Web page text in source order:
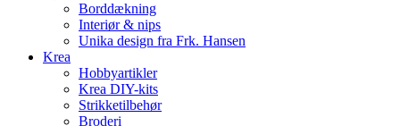
Borddækning
Interiør & nips
Unika design fra Frk. Hansen
Krea
Hobbyartikler
Krea DIY-kits
Strikketilbehør
Broderi